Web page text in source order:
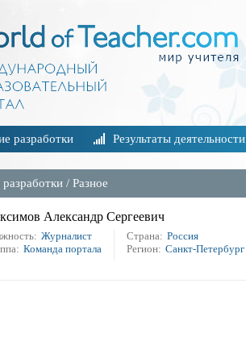
разработки Результаты деятельности
/ Разное
Александр Сергеевич
Журналист
Команда портала
Страна: Россия
Регион: Санкт-Петербург